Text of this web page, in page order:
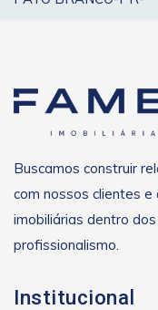
Buscamos construir
com nossos clientes
imobiliárias dentro
profissionalismo.
Institucional